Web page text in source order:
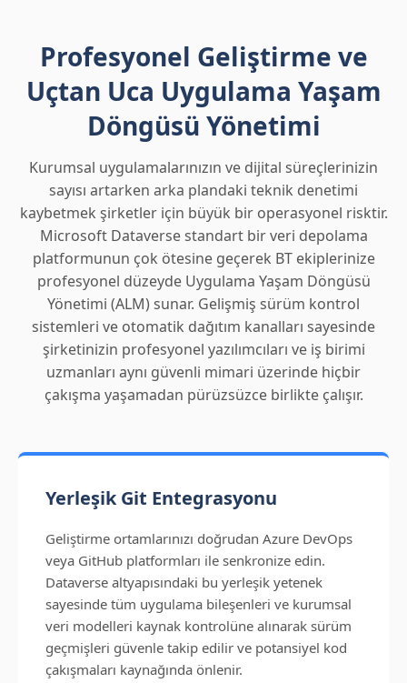
Profesyonel Geliştirme ve
Uçtan Uca Uygulama Yaşam
Döngüsü Yönetimi
Kurumsal uygulamalarınızın ve dijital süreçlerinizin
sayısı artarken arka plandaki teknik denetimi
kaybetmek şirketler için büyük bir operasyonel risktir.
Microsoft Dataverse standart bir veri depolama
platformunun çok ötesine geçerek BT ekiplerinize
profesyonel düzeyde Uygulama Yaşam Döngüsü
Yönetimi (ALM) sunar. Gelişmiş sürüm kontrol
sistemleri ve otomatik dağıtım kanalları sayesinde
şirketinizin profesyonel yazılımcıları ve iş birimi
uzmanları aynı güvenli mimari üzerinde hiçbir
çakışma yaşamadan pürüzsüzce birlikte çalışır.
Yerleşik Git Entegrasyonu
Geliştirme ortamlarınızı doğrudan Azure DevOps
veya GitHub platformları ile senkronize edin.
Dataverse altyapısındaki bu yerleşik yetenek
sayesinde tüm uygulama bileşenleri ve kurumsal
veri modelleri kaynak kontrolüne alınarak sürüm
geçmişleri güvenle takip edilir ve potansiyel kod
çakışmaları kaynağında önlenir.